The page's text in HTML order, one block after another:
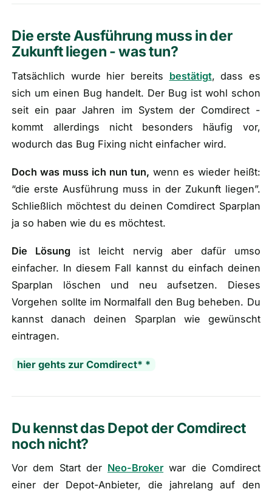
Die erste Ausführung muss in der
Zukunft liegen - was tun?
Tatsächlich wurde hier bereits bestätigt, dass es
sich um einen Bug handelt. Der Bug ist wohl schon
seit ein paar Jahren im System der Comdirect -
kommt allerdings nicht besonders häufig vor,
wodurch das Bug Fixing nicht einfacher wird.
Doch was muss ich nun tun, wenn es wieder heißt:
“die erste Ausführung muss in der Zukunft liegen”.
Schließlich möchtest du deinen Comdirect Sparplan
ja so haben wie du es möchtest.
Die Lösung ist leicht nervig aber dafür umso
einfacher. In diesem Fall kannst du einfach deinen
Sparplan löschen und neu aufsetzen. Dieses
Vorgehen sollte im Normalfall den Bug beheben. Du
kannst danach deinen Sparplan wie gewünscht
eintragen.
hier gehts zur Comdirect* *
Du kennst das Depot der Comdirect
noch nicht?
Vor dem Start der Neo-Brokerwar die Comdirect
einer der Depot-Anbieter, die jahrelang auf den